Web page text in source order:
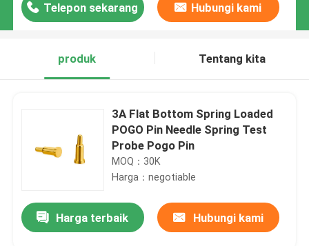
Telepon sekarang Hubungi kami
produk Tentang kita
3A Flat Bottom Spring Loaded
POGO Pin Needle Spring Test
Probe Pogo Pin
MOQ：30K
Harga：negotiable
Harga terbaik Hubungi kami